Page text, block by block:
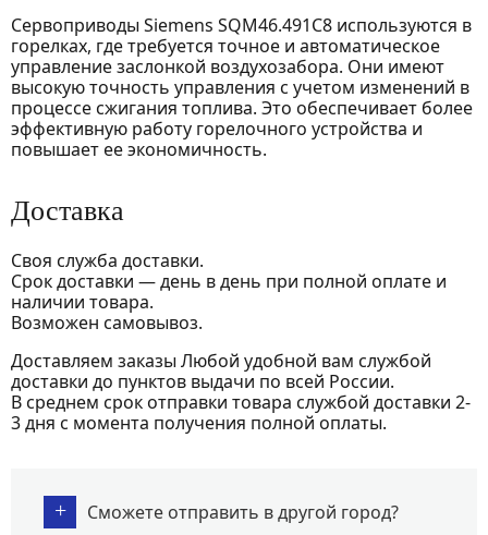
Сервоприводы Siemens SQM46.491C8 используются в
горелках, где требуется точное и автоматическое
управление заслонкой воздухозабора. Они имеют
высокую точность управления с учетом изменений в
процессе сжигания топлива. Это обеспечивает более
эффективную работу горелочного устройства и
повышает ее экономичность.
Доставка
Своя служба доставки.
Срок доставки — день в день при полной оплате и
наличии товара.
Возможен самовывоз.
Доставляем заказы Любой удобной вам службой
доставки до пунктов выдачи по всей России.
В среднем срок отправки товара службой доставки 2-
3 дня с момента получения полной оплаты.
+ Сможете отправить в другой город?